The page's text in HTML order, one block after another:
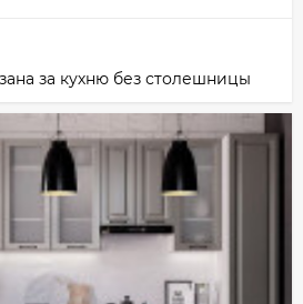
за кухню без столешницы